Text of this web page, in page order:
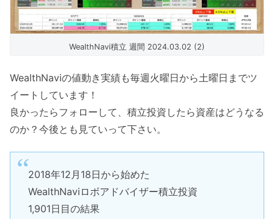
WealthNavi積立 週間 2024.03.02 (2)
WealthNaviの値動き実績も毎週火曜日から土曜日までツ
イートしています！
良かったらフォローして、積立投資したら資産はどうなる
のか？今後とも見ていって下さい。
2018年12月18日から始めた
WealthNaviロボアドバイザー積立投資
1,901日目の結果